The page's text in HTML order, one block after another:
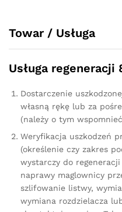
quantity
Towar / Usługa
Usługa regeneracji
Dostarczenie
własną rękę lub za
(należy o tym
Weryfikacja uszkodzeń
(określenie czy zakres
wystarczy do
naprawy maglownicy
szlifowanie listwy,
wymiana rozdzielacza